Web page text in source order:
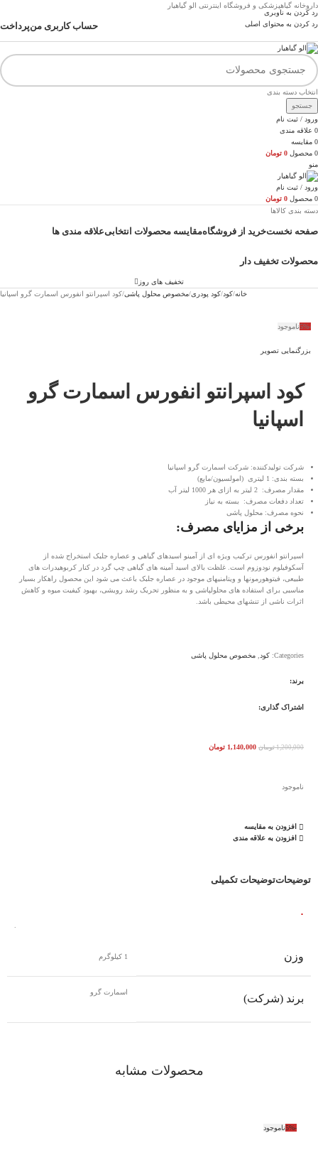
رد کردن به ناوبری
رد کردن به محتوای اصلی
داروخانه گیاهپزشکی و فروشگاه اینترنتی الو گیاهیار
حساب کاربری منپرداخت
انتخاب دسته بندی
جستجو
ورود / ثبت نام
0 علاقه مندی
0 مقایسه
0 محصول 0 تومان
منو
ورود / ثبت نام
0 محصول 0 تومان
دسته بندی کالاها
صفحه نخستخرید از فروشگاهمقایسه محصولات انتخابیعلاقه مندی ها
محصولات تخفیف دار
تخفیف های روز
خانه کود کود پودری مخصوص محلول پاشی کود اسپرانتو انفورس اسمارت گرو اسپانیا
-5% ناموجود
بزرگنمایی تصویر
کود اسپرانتو انفورس اسمارت گرو
اسپانیا
شرکت تولیدکننده: شرکت اسمارت گرو اسپانیا
بسته بندی: 1 لیتری (امولسیون/مایع)
مقدار مصرف: 2 لیتر به ازای هر 1000 لیتر آب
تعداد دفعات مصرف: بسته به نیاز
نحوه مصرف: محلول پاشی
برخی از مزایای مصرف:
اسپرانتو انفورس ترکیب ویژه ای از آمینو اسیدهای گیاهی و عصاره جلبک استخراج شده از
آسکوفیلوم نودوزوم است. غلظت بالای اسید آمینه های گیاهی چپ گرد در کنار کربوهیدرات های
طبیعی، فیتوهورمونها و ویتامنیهای موجود در عصاره جلبک باعث می شود این محصول راهکار بسیار
مناسبی برای استفاده های محلولپاشی و به منظور تحریک رشد رویشی، بهبود کیفیت میوه و کاهش
اثرات ناشی از تنشهای محیطی باشد.
Categories: کود مخصوص محلول پاشی
برند:
اشتراک گذاری:
1,200,000 تومان 1,140,000 تومان
ناموجود
افزودن به مقایسه
افزودن به علاقه مندی
توضیحاتتوضیحات تکمیلی
.
وزن 1 کیلوگرم
برند (شرکت)
اسمارت گرو
محصولات مشابه
-5% ناموجود